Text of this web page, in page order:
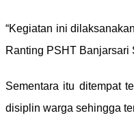
“Kegiatan ini
Ranting PSHT Banjarsari
Sementara itu ditempat
disiplin warga sehingga